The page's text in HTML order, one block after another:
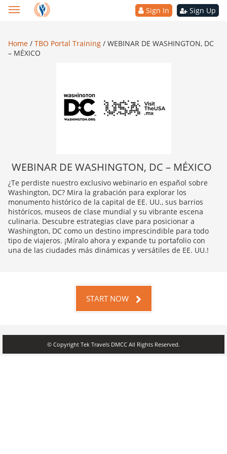
Sign In Sign Up
Home / TBO Portal Training / WEBINAR DE WASHINGTON, DC
– MÉXICO
WEBINAR DE WASHINGTON, DC – MÉXICO
¿Te perdiste nuestro exclusivo webinario en español sobre
Washington, DC? Mira la grabación para explorar los
monumento histórico de la capital de EE. UU., sus barrios
históricos, museos de clase mundial y su vibrante escena
culinaria. Descubre estrategias clave para posicionar a
Washington, DC como un destino imprescindible para todo
tipo de viajeros. ¡Míralo ahora y expande tu portafolio con
una de las ciudades más dinámicas y versátiles de EE. UU.!
START NOW
© Copyright Tek Travels DMCC All Rights Reserved.